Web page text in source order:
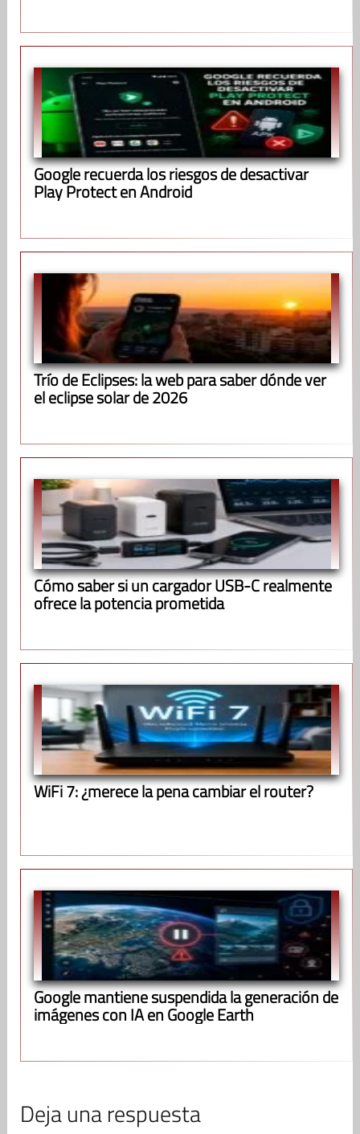
Google recuerda los riesgos de desactivar
Play Protect en Android
Trío de Eclipses: la web para saber dónde ver
el eclipse solar de 2026
Cómo saber si un cargador USB-C realmente
ofrece la potencia prometida
WiFi 7: ¿merece la pena cambiar el router?
Google mantiene suspendida la generación de
imágenes con IA en Google Earth
Deja una respuesta